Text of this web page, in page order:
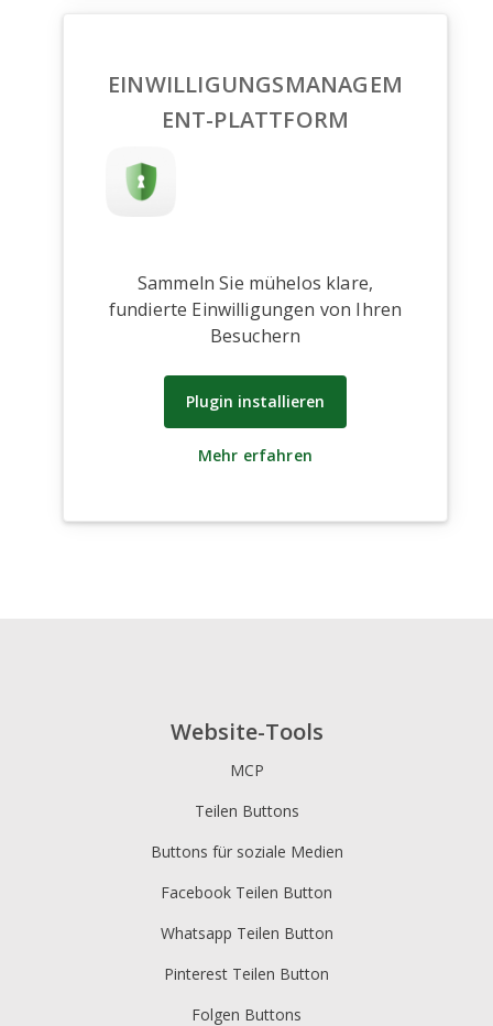
EINWILLIGUNGSMANAGEM
ENT-PLATTFORM
Sammeln Sie mühelos klare,
fundierte Einwilligungen von Ihren
Besuchern
Plugin installieren
Mehr erfahren
Website-Tools
MCP
Teilen Buttons
Buttons für soziale Medien
Facebook Teilen Button
Whatsapp Teilen Button
Pinterest Teilen Button
Folgen Buttons